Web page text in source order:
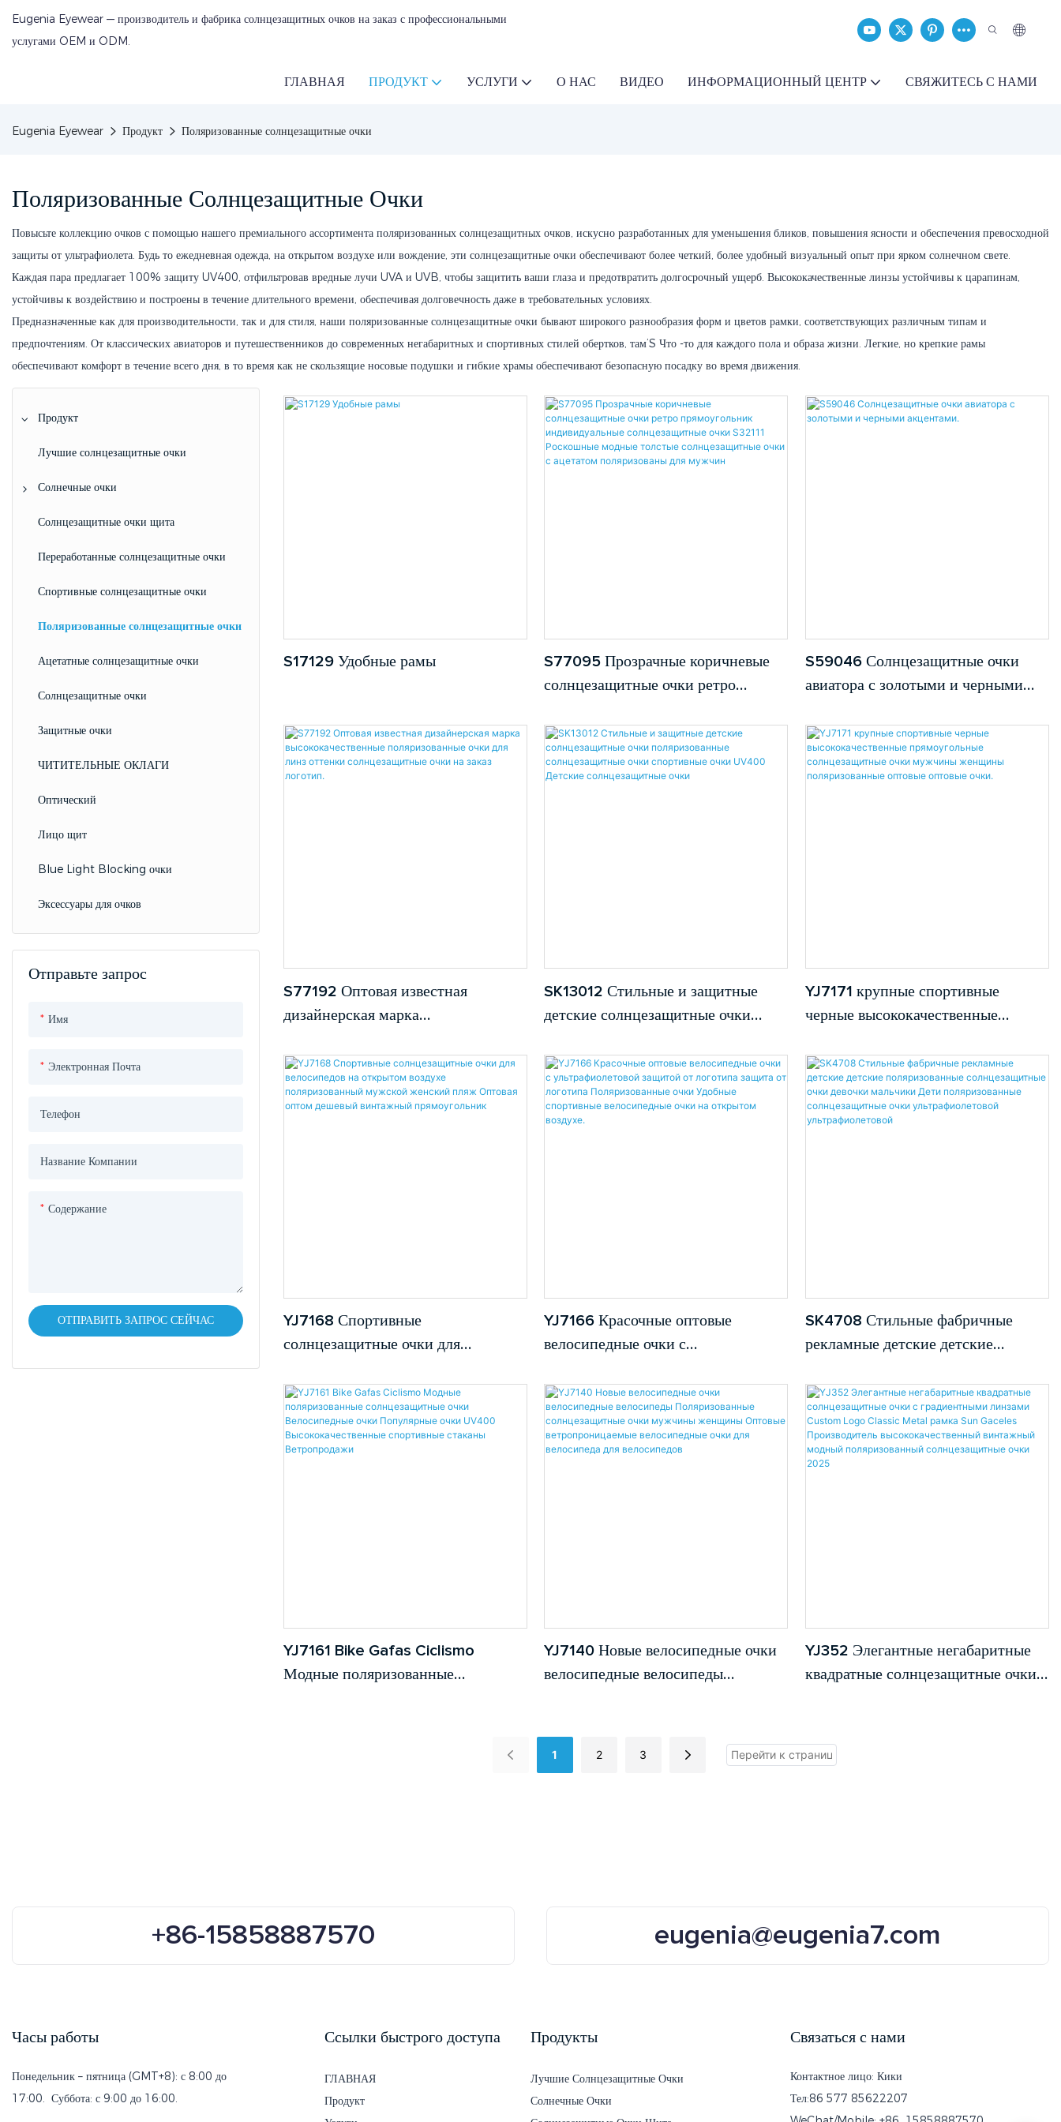
Eugenia Eyewear — производитель и фабрика солнцезащитных очков на заказ с профессиональными
услугами OEM и ODM.
ГЛАВНАЯ ПРОДУКТ УСЛУГИ О НАС ВИДЕО ИНФОРМАЦИОННЫЙ ЦЕНТР СВЯЖИТЕСЬ С НАМИ
Eugenia Eyewear Продукт Поляризованные солнцезащитные очки
Поляризованные Солнцезащитные Очки
Повысьте коллекцию очков с помощью нашего премиального ассортимента поляризованных солнцезащитных очков, искусно разработанных для уменьшения бликов, повышения ясности и обеспечения превосходной
защиты от ультрафиолета. Будь то ежедневная одежда, на открытом воздухе или вождение, эти солнцезащитные очки обеспечивают более четкий, более удобный визуальный опыт при ярком солнечном свете.
Каждая пара предлагает 100% защиту UV400, отфильтровав вредные лучи UVA и UVB, чтобы защитить ваши глаза и предотвратить долгосрочный ущерб. Высококачественные линзы устойчивы к царапинам,
устойчивы к воздействию и построены в течение длительного времени, обеспечивая долговечность даже в требовательных условиях.
Предназначенные как для производительности, так и для стиля, наши поляризованные солнцезащитные очки бывают широкого разнообразия форм и цветов рамки, соответствующих различным типам и
предпочтениям. От классических авиаторов и путешественников до современных негабаритных и спортивных стилей обертков, там’S Что -то для каждого пола и образа жизни. Легкие, но крепкие рамы
обеспечивают комфорт в течение всего дня, в то время как не скользящие носовые подушки и гибкие храмы обеспечивают безопасную посадку во время движения.
Продукт
Лучшие солнцезащитные очки
Солнечные очки
Мужчины солнцезащитные очки
Женские солнцезащитные очки
Солнцезащитные очки унисекс
Детские солнцезащитные очки
Солнцезащитные очки щита
Переработанные солнцезащитные очки
Спортивные солнцезащитные очки
Поляризованные солнцезащитные очки
Ацетатные солнцезащитные очки
Солнцезащитные очки
Защитные очки
ЧИТИТЕЛЬНЫЕ ОКЛАГИ
Оптический
Лицо щит
Blue Light Blocking очки
Эксессуары для очков
Отправьте запрос
Имя
Электронная Почта
Телефон
Название Компании
Содержание
ОТПРАВИТЬ ЗАПРОС СЕЙЧАС
S17129 Удобные рамы
S77095 Прозрачные коричневые
солнцезащитные очки ретро
солнцезащитные очки S32111
Роскошные модные толстые
солнцезащитные очки с ацетатом
S59046 Солнцезащитные очки
авиатора с золотыми и черными
S77192 Оптовая известная
дизайнерская марка
поляризованные очки для линз
оттенки солнцезащитные очки на
заказ логотип.
SK13012 Стильные и защитные
детские солнцезащитные очки
очки спортивные очки UV400
Детские солнцезащитные очки
YJ7171 ​​крупные спортивные
черные высококачественные
очки мужчины женщины
поляризованные оптовые оптовые
очки.
YJ7168 Спортивные
солнцезащитные очки для
поляризованный мужской женский
пляж Оптовая оптом дешевый
винтажный прямоугольник
YJ7166 Красочные оптовые
велосипедные очки с
логотипа защита от логотипа
Поляризованные очки Удобные
спортивные велосипедные очки на
SK4708 Стильные фабричные
рекламные детские детские
очки девочки мальчики Дети
поляризованные солнцезащитные
очки ультрафиолетовой
ультрафиолетовой
YJ7161 Bike Gafas Ciclismo
Модные поляризованные
YJ7140 Новые велосипедные очки
велосипедные велосипеды
ветропроницаемые велосипедные
очки для велосипеда для
YJ352 Элегантные негабаритные
квадратные солнцезащитные очки с
Gaceles Производитель
высококачественный винтажный
1 2 3
+86-15858887570 eugenia@eugenia7.com
Часы работы
Понедельник – пятница (GMT+8): с 8:00 до
17:00. Суббота: с 9:00 до 16:00.
Ссылки быстрого доступа
ГЛАВНАЯ
Продукт
Продукты
Лучшие Солнцезащитные Очки
Солнечные Очки
Связаться с нами
Контактное лицо: Кики
Тел:86 577 85622207